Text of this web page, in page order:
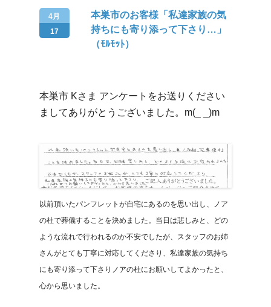
4月
17
本巣市のお客様「私達家族の気
持ちにも寄り添って下さり…」
（ﾓﾙﾓｯﾄ）
本巣市 Kさま アンケートをお送りください
ましてありがとうございました。m(_ _)m
以前頂いたパンフレットが自宅にあるのを思い出し、ノア
の杜で葬儀することを決めました。当日は悲しみと、どの
ような流れで行われるのか不安でしたが、スタッフのお姉
さんがとても丁寧に対応してくださり、私達家族の気持ち
にも寄り添って下さりノアの杜にお願いしてよかったと、
心から思いました。